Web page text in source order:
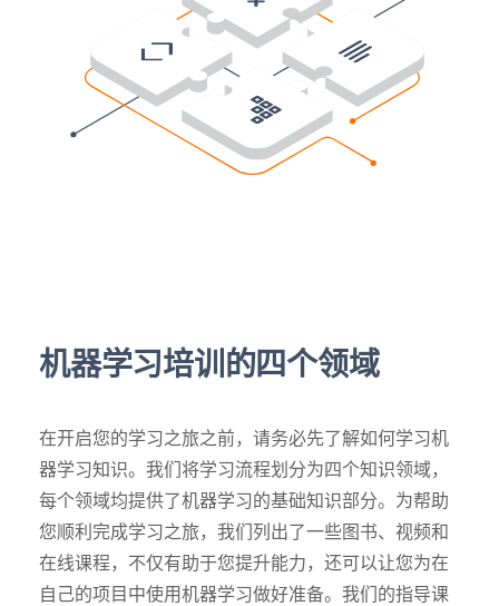
机器学习培训的四个领域
在开启您的学习之旅之前，请务必先了解如何学习机
器学习知识。我们将学习流程划分为四个知识领域，
每个领域均提供了机器学习的基础知识部分。为帮助
您顺利完成学习之旅，我们列出了一些图书、视频和
在线课程，不仅有助于您提升能力，还可以让您为在
自己的项目中使用机器学习做好准备。我们的指导课